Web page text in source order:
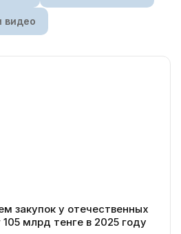
видео
закупок у отечественных
млрд тенге в 2025 году